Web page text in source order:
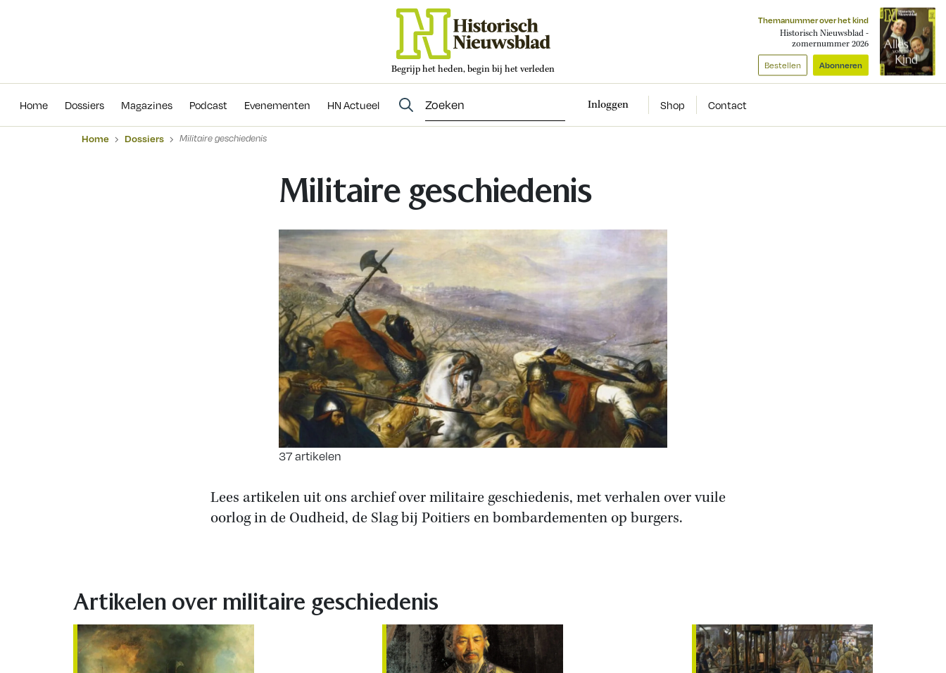
Begrijp het heden, begin bij het verleden
Themanummer over het kind
Historisch Nieuwsblad -
zomernummer 2026
Bestellen Abonneren
Home Dossiers Magazines Podcast Evenementen HN Actueel Inloggen Shop Contact
Evenementen
Home Dossiers Militaire geschiedenis
Militaire geschiedenis
37 artikelen
Lees artikelen uit ons archief over militaire geschiedenis, met verhalen over vuile
oorlog in de Oudheid, de Slag bij Poitiers en bombardementen op burgers.
Artikelen over militaire geschiedenis